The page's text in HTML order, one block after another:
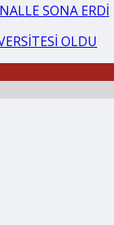
SONA ERDİ
OLDU